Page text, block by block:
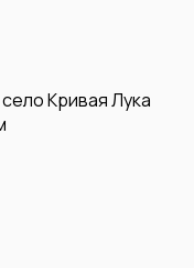
Кривая Лука